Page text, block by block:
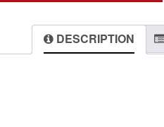
DESCRIPTION